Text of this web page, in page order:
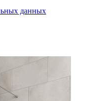
данных